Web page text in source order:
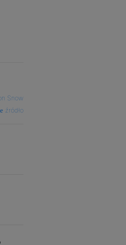
Snow
źródło